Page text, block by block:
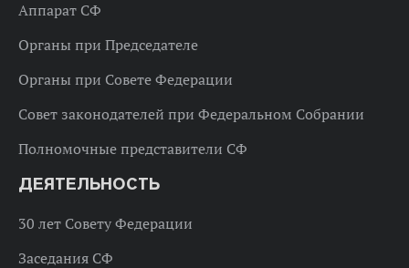
Аппарат СФ
Органы при Председателе
Органы при Совете Федерации
Совет законодателей при Федеральном Собрании
Полномочные представители СФ
ДЕЯТЕЛЬНОСТЬ
30 лет Совету Федерации
Заседания СФ